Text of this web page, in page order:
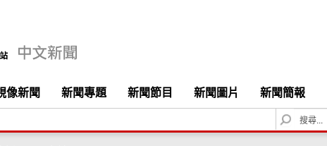
像新聞 新聞專題 新聞節目 新聞圖片 新聞簡報
S
e